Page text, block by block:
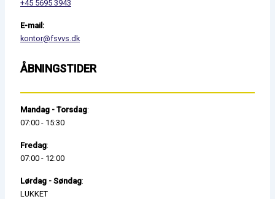
+45 5695 3943
E-mail:
kontor@fsvvs.dk
ÅBNINGSTIDER
Mandag - Torsdag:
07:00 - 15:30
Fredag:
07:00 - 12:00
Lørdag - Søndag:
LUKKET